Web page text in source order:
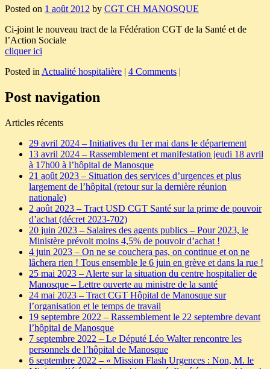
Posted on 1 août 2012 by CGT CH MANOSQUE
Ci-joint le nouveau tract de la Fédération CGT de la Santé et de
l’Action Sociale
cliquer ici
Posted in Actualité hospitalière | 4 Comments |
Post navigation
Articles récents
29 avril 2024 – Initiatives du 1er mai dans le département
13 avril 2024 – Rassemblement et manifestation jeudi 18 avril
à 17h00 à l’hôpital de Manosque
21 août 2023 – Situation des services d’urgences et plus
largement de l’hôpital (retour sur la dernière réunion
nationale)
2 août 2023 – Tract USD CGT Santé sur la prime de pouvoir
d’achat (décret 2023-702)
20 juin 2023 – Salaires des agents publics – Pour 2023, le
Ministère prévoit moins 4,5% de pouvoir d’achat !
4 juin 2023 – On ne se couchera pas, on continue et on ne
lâchera rien ! Tous ensemble le 6 juin en grève et dans la rue !
25 mai 2023 – Alerte sur la situation du centre hospitalier de
Manosque – Lettre ouverte au ministre de la santé
24 mai 2023 – Tract CGT Hôpital de Manosque sur
l’organisation et le temps de travail
19 septembre 2022 – Rassemblement le 22 septembre devant
l’hôpital de Manosque
7 septembre 2022 – Le Député Léo Walter rencontre les
personnels de l’hôpital de Manosque
6 septembre 2022 – « Mission Flash Urgences : Non, M. le